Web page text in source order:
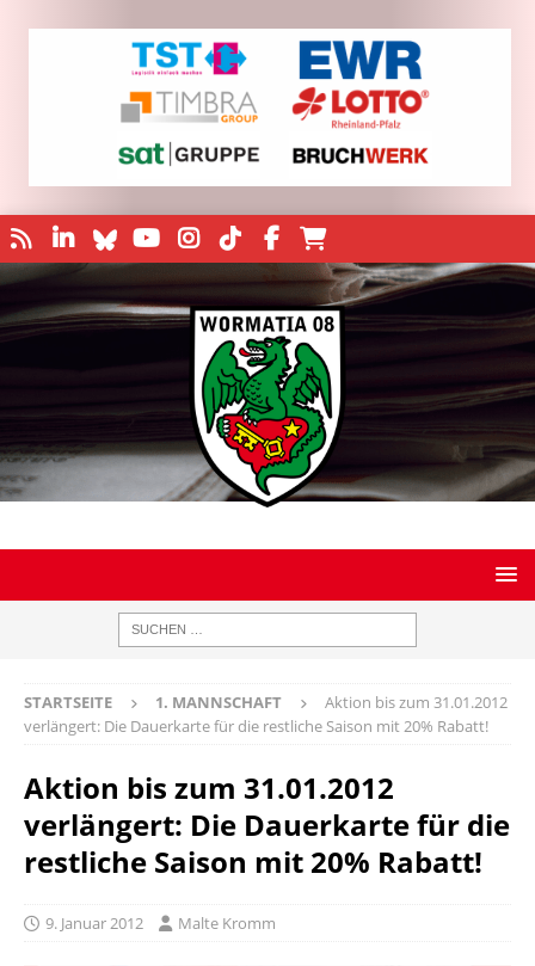
STARTSEITE 1. MANNSCHAFT
Aktion bis zum 31.01.2012
verlängert: Die Dauerkarte für die restliche Saison mit 20% Rabatt!
Aktion bis zum 31.01.2012
verlängert: Die Dauerkarte für die
restliche Saison mit 20% Rabatt!
9. Januar 2012 Malte Kromm